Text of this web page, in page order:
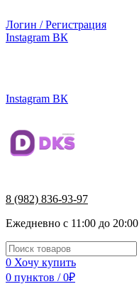
Логин / Регистрация
Instagram ВК
Instagram ВК
8 (982) 836-93-97
Ежедневно с 11:00 до 20:00
0 Хочу купить
0 пунктов / 0₽